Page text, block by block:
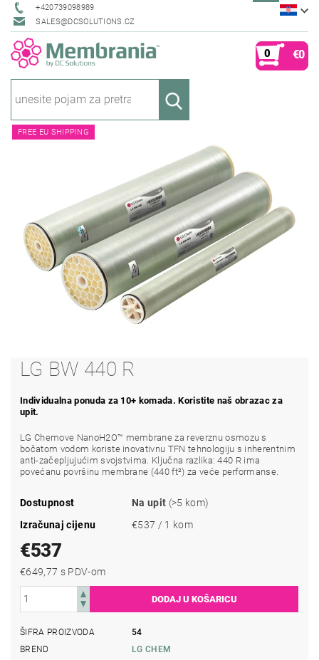
+420739098989
SALES@DCSOLUTIONS.CZ
0 €0
FREE EU SHIPPING
LG BW 440 R
Individualna ponuda za 10+ komada. Koristite naš obrazac za
upit.
LG Chemove NanoH2O™ membrane za reverznu osmozu s
bočatom vodom koriste inovativnu TFN tehnologiju s inherentnim
anti-začepljujućim svojstvima. Ključna razlika: 440 R ima
povećanu površinu membrane (440 ft²) za veće performanse.
Dostupnost Na upit (>5 kom)
Izračunaj cijenu
€537 / 1 kom
€537
€649,77 s PDV-om
ŠIFRA PROIZVODA
54
BREND
LG CHEM